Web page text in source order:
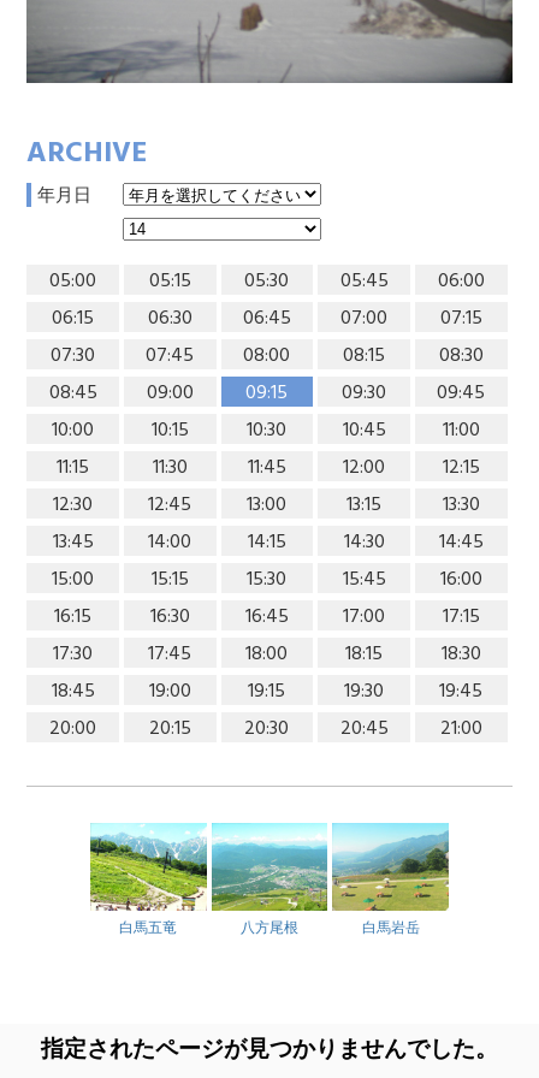
ARCHIVE
年月日
05:00 05:15 05:30 05:45
06:00
06:15
06:30 06:45 07:00
07:15
07:30
07:45 08:00 08:15
08:30
08:45
09:00 09:15 09:30
09:45
10:00
10:15 10:30 10:45
11:00
11:15
11:30 11:45 12:00
12:15
12:30
12:45 13:00 13:15
13:30
13:45
14:00 14:15 14:30
14:45
15:00
15:15 15:30 15:45
16:00
16:15
16:30 16:45 17:00
17:15
17:30
17:45 18:00 18:15
18:30
18:45
19:00 19:15 19:30
19:45
20:00
20:15 20:30 20:45 21:00
白馬五竜 八方尾根 白馬岩岳